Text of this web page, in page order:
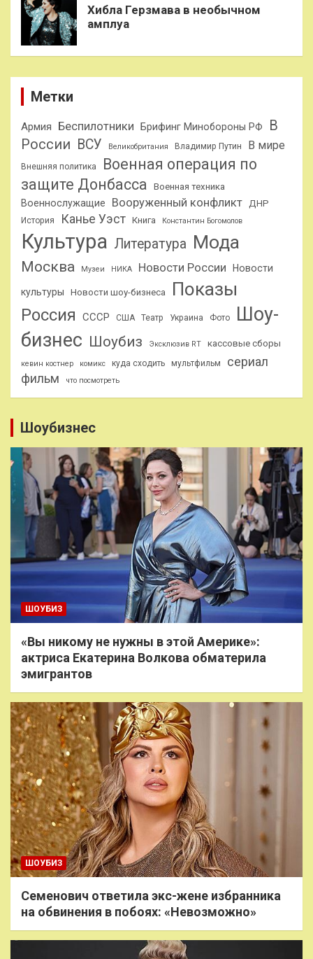
Хибла Герзмава в необычном
амплуа
Метки
Армия Беспилотники Брифинг Минобороны РФ
В
России ВСУ Великобритания Владимир Путин В мире
Внешняя политика
Военная операция по
защите Донбасса
Военная техника
Военнослужащие Вооруженный конфликт ДНР
История Канье Уэст Книга Константин Богомолов
Культура Литература Мода
Москва Музеи НИКА Новости России Новости
культуры Новости шоу-бизнеса Показы
Россия СССР США Театр Украина Фото
Шоу-
бизнес Шоубиз Эксклюзив RT кассовые сборы
кевин костнер комикс куда сходить мультфильм
сериал
фильм
что посмотреть
Шоубизнес
ШОУБИЗ
«Вы никому не нужны в этой Америке»:
актриса Екатерина Волкова обматерила
эмигрантов
ШОУБИЗ
Семенович ответила экс-жене избранника
на обвинения в побоях: «Невозможно»